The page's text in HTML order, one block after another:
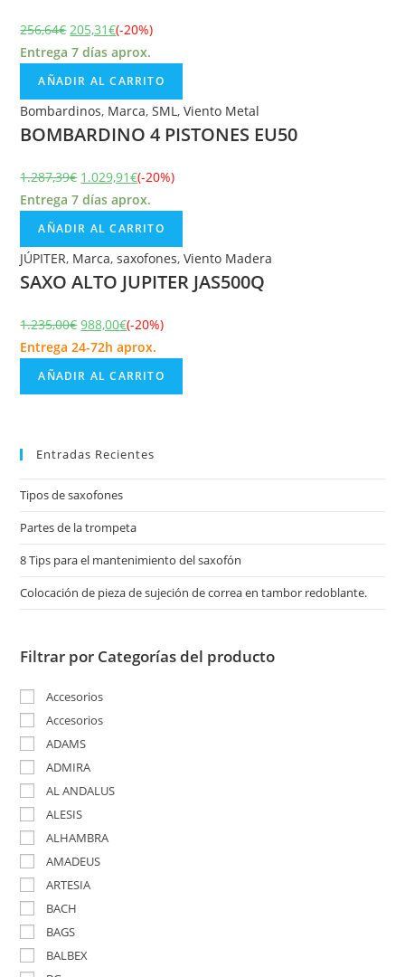
256,64€ 205,31€(-20%)
Entrega 7 días aprox.
AÑADIR AL CARRITO
Bombardinos, Marca,SML,Viento Metal
BOMBARDINO 4 PISTONES EU50
1.287,39€ 1.029,91€(-20%)
Entrega 7 días aprox.
AÑADIR AL CARRITO
JÚPITER, Marca,saxofones,Viento Madera
SAXO ALTO JUPITER JAS500Q
1.235,00€ 988,00€(-20%)
Entrega 24-72h aprox.
AÑADIR AL CARRITO
Entradas Recientes
Tipos de saxofones
Partes de la trompeta
8 Tips para el mantenimiento del saxofón
Colocación de pieza de sujeción de correa en tambor redoblante.
Filtrar por Categorías del producto
Accesorios
Accesorios
ADAMS
ADMIRA
AL ANDALUS
ALESIS
ALHAMBRA
AMADEUS
ARTESIA
BACH
BAGS
BALBEX